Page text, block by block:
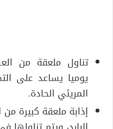
تناول ملعقة من
يوميا يساعد على
المريئي الحادة.
إذابة ملعقة كبيرة